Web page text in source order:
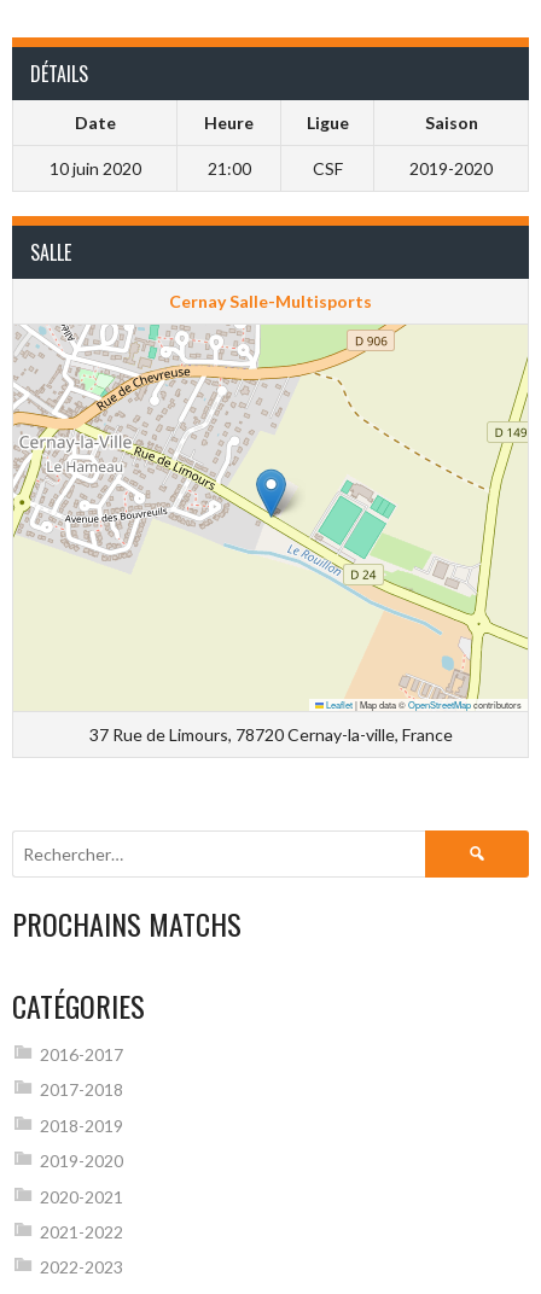
DÉTAILS
Date Heure Ligue Saison
10 juin 2020 21:00 CSF 2019-2020
SALLE
Cernay Salle-Multisports
Leaflet|Map data ©OpenStreetMapcontributors
37 Rue de Limours, 78720 Cernay-la-ville, France
Rechercher :
PROCHAINS MATCHS
CATÉGORIES
2016-2017
2017-2018
2018-2019
2019-2020
2020-2021
2021-2022
2022-2023